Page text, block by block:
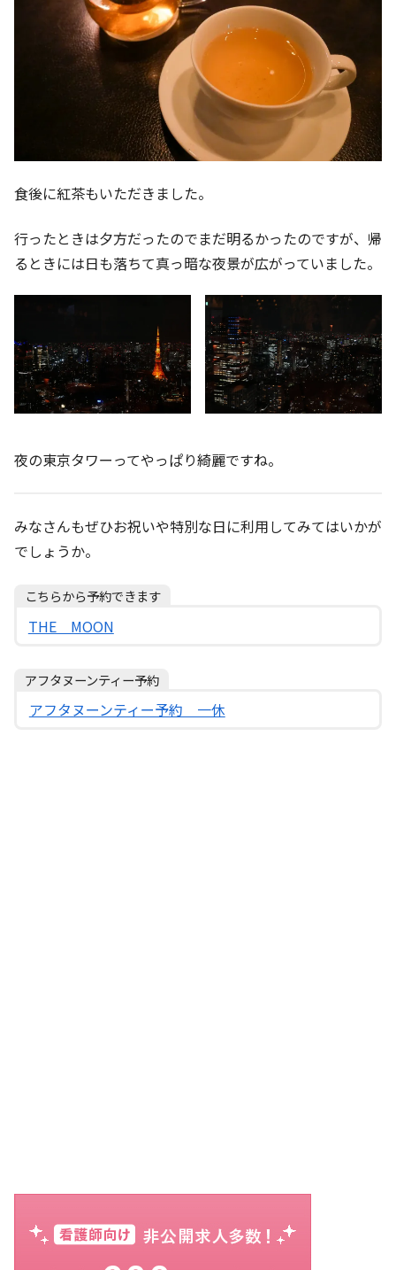
食後に紅茶もいただきました。
行ったときは夕方だったのでまだ明るかったのですが、帰
るときには日も落ちて真っ暗な夜景が広がっていました。
夜の東京タワーってやっぱり綺麗ですね。
みなさんもぜひお祝いや特別な日に利用してみてはいかが
でしょうか。
こちらから予約できます
THE MOON
アフタヌーンティー予約
アフタヌーンティー予約 一休